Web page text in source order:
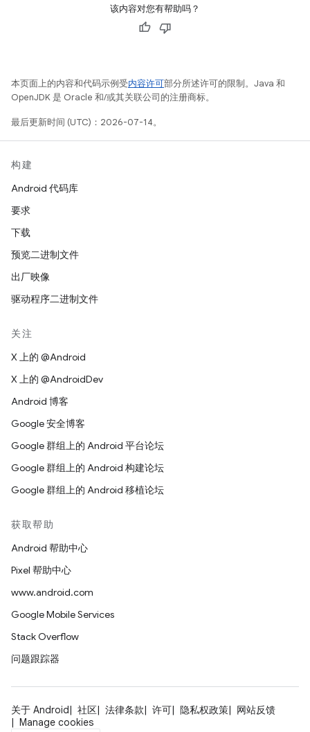
该内容对您有帮助吗？
本页面上的内容和代码示例受内容许可部分所述许可的限制。Java 和
OpenJDK 是 Oracle 和/或其关联公司的注册商标。
最后更新时间 (UTC)：2026-07-14。
构建
Android 代码库
要求
下载
预览二进制文件
出厂映像
驱动程序二进制文件
关注
X 上的 @Android
X 上的 @AndroidDev
Android 博客
Google 安全博客
Google 群组上的 Android 平台论坛
Google 群组上的 Android 构建论坛
Google 群组上的 Android 移植论坛
获取帮助
Android 帮助中心
Pixel 帮助中心
www.android.com
Google Mobile Services
Stack Overflow
问题跟踪器
关于 Android 社区 法律条款 许可 隐私权政策
网站反馈
Manage cookies